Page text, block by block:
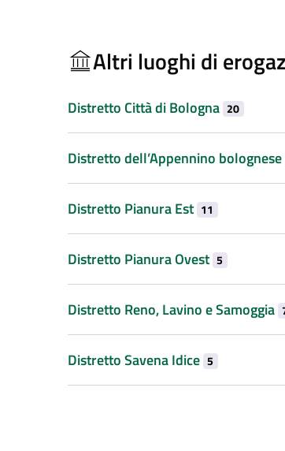
Altri luoghi di
Distretto Città di Bologna 20
Distretto dell’Appennino bolognese
Distretto Pianura Est 11
Distretto Pianura Ovest 5
Distretto Reno, Lavino e Samoggia
Distretto Savena Idice 5